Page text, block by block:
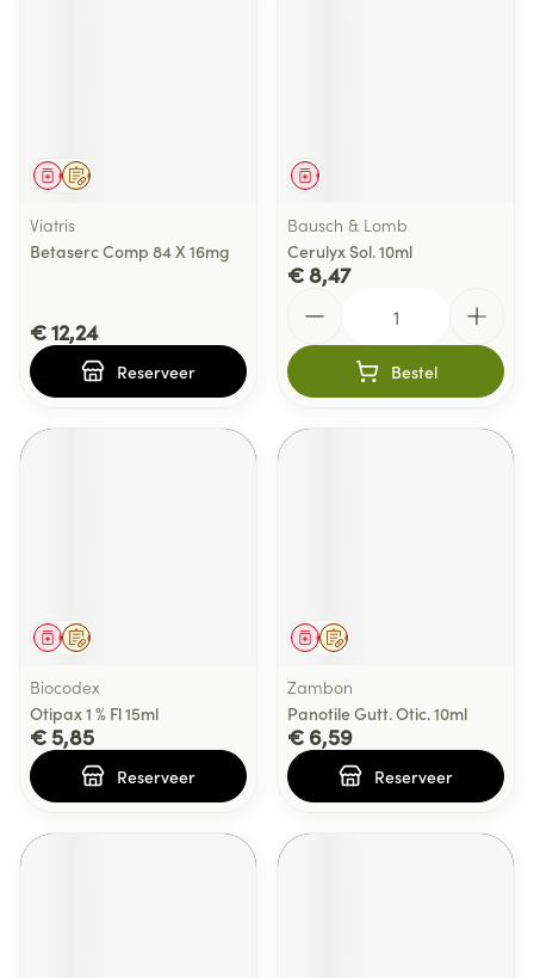
Op voorschrift
Geneesmiddel
Viatris
Betaserc Comp 84 X 16mg
€ 12,24
Reserveer
Geneesmiddel
Bausch & Lomb
Cerulyx Sol. 10ml
€ 8,47
Bestel
Op voorschrift
Geneesmiddel
Biocodex
Otipax 1 % Fl 15ml
€ 5,85
Reserveer
Op voorschrift
Geneesmiddel
Zambon
Panotile Gutt. Otic. 10ml
€ 6,59
Reserveer